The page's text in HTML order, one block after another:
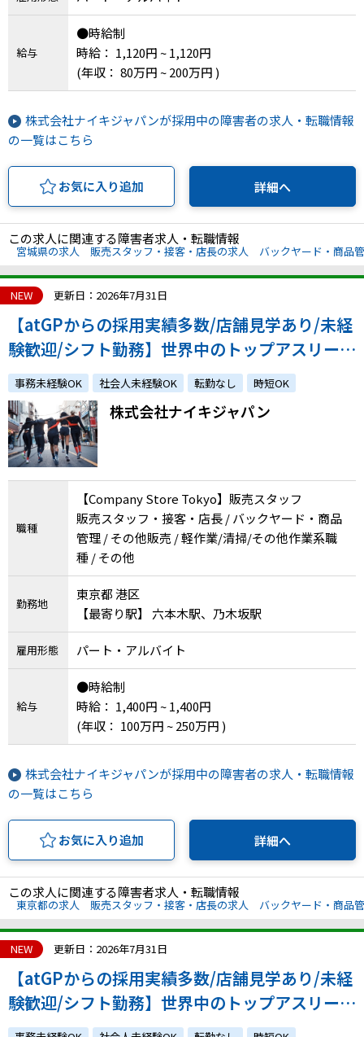
給与
●時給制
時給： 1,120円 ~ 1,120円
(年収： 80万円 ~ 200万円 )
株式会社ナイキジャパンが採用中の障害者の求人・転職情報
の一覧はこちら
お気に入り追加 詳細へ
この求人に関連する障害者求人・転職情報
宮城県の求人 販売スタッフ・接客・店長の求人 バックヤード・商品
NEW 更新日：2026年7月31日
【atGPからの採用実績多数/店舗見学あり/未経
験歓迎/シフト勤務】世界中のトップアスリート
から支持されるフィットネスカンパニーで活躍
しませんか？
事務未経験OK 社会人未経験OK 転勤なし 時短OK
株式会社ナイキジャパン
職種
【Company Store Tokyo】販売スタッフ
販売スタッフ・接客・店長 / バックヤード・商品
管理 / その他販売 / 軽作業/清掃/その他作業系職
種 / その他
勤務地
東京都 港区
【最寄り駅】 六本木駅、乃木坂駅
雇用形態 パート・アルバイト
給与
●時給制
時給： 1,400円 ~ 1,400円
(年収： 100万円 ~ 250万円 )
株式会社ナイキジャパンが採用中の障害者の求人・転職情報
の一覧はこちら
お気に入り追加 詳細へ
この求人に関連する障害者求人・転職情報
東京都の求人 販売スタッフ・接客・店長の求人 バックヤード・商品
NEW 更新日：2026年7月31日
【atGPからの採用実績多数/店舗見学あり/未経
験歓迎/シフト勤務】世界中のトップアスリート
から支持されるフィットネスカンパニーで活躍